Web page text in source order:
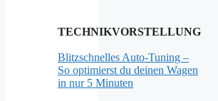
TECHNIKVORSTELLUNG
Blitzschnelles Auto-Tuning –
So optimierst du deinen Wagen
in nur 5 Minuten